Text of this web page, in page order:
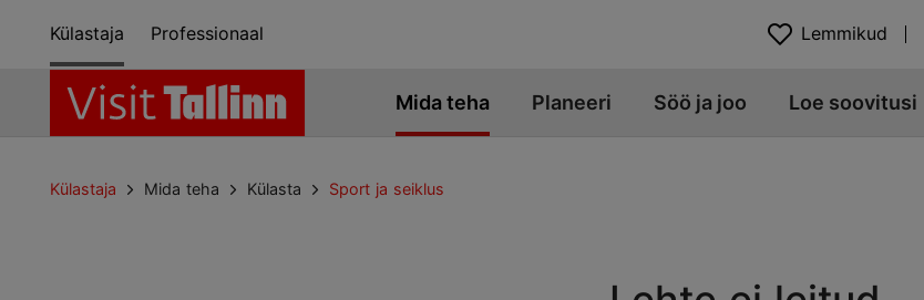
Külastaja Professionaal Lemmikud
Mida teha Planeeri Söö ja joo Loe soovitusi
Külastaja Mida teha Külasta Sport ja seiklus